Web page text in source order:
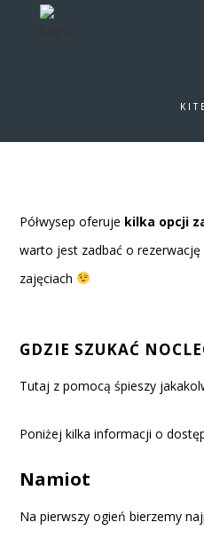
Półwysep oferuje kilka opcji
warto jest zadbać o
zajęciach
GDZIE SZUKAĆ
Tutaj z pomocą śpieszy
Poniżej kilka informacji o
Namiot
Na pierwszy ogień bierzemy